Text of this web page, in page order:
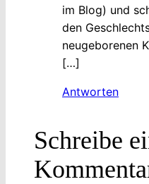
im Blog) und
den
neugeborenen
[…]
Antworten
Schreibe